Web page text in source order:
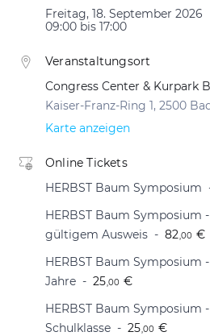
Freitag, 18. September 2026
09:00 bis 17:00
Veranstaltungsort
Congress Center & Kurpark
Kaiser-Franz-Ring 1, 2500
Karte anzeigen
Online Tickets
HERBST Baum Symposium
HERBST Baum Symposium
gültigem Ausweis
82,00 €
HERBST Baum Symposium
Jahre
25,00 €
HERBST Baum Symposium
Schulklasse
25,00 €